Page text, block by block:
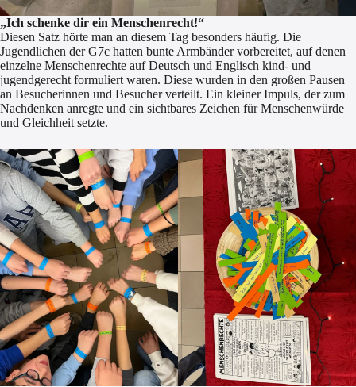
„Ich schenke dir ein Menschenrecht!“
Diesen Satz hörte man an diesem Tag besonders häufig. Die
Jugendlichen der G7c hatten bunte Armbänder vorbereitet, auf denen
einzelne Menschenrechte auf Deutsch und Englisch kind- und
jugendgerecht formuliert waren. Diese wurden in den großen Pausen
an Besucherinnen und Besucher verteilt. Ein kleiner Impuls, der zum
Nachdenken anregte und ein sichtbares Zeichen für Menschenwürde
und Gleichheit setzte.